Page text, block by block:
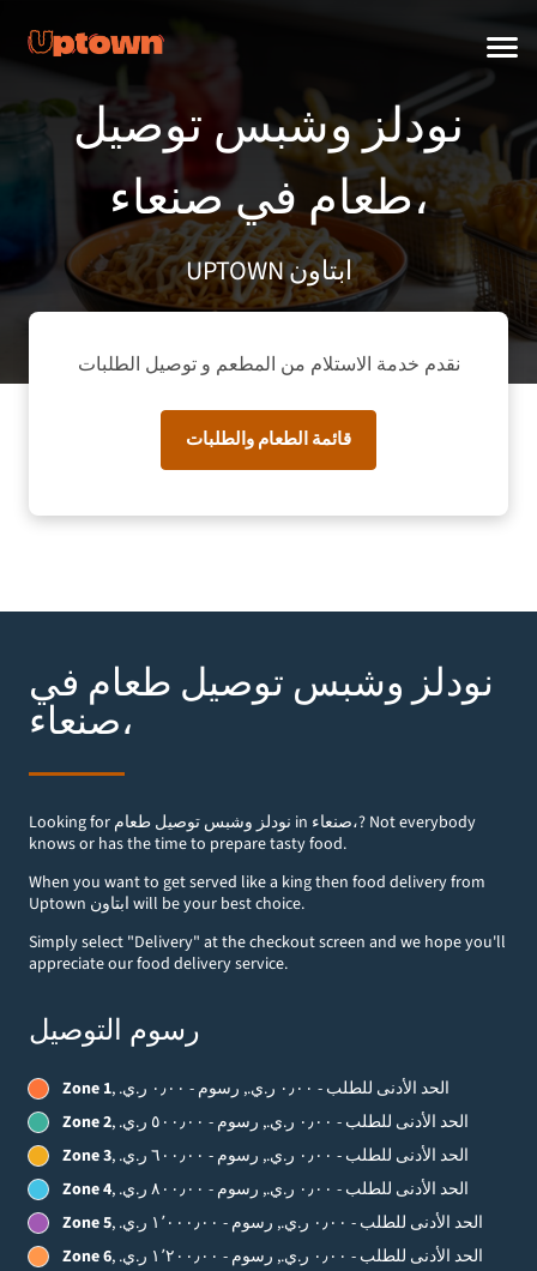
نودلز وشبس توصيل
طعام في صنعاء‎،
UPTOWN ابتاون
نقدم خدمة الاستلام من المطعم و توصيل الطلبات
قائمة الطعام والطلبات
نودلز وشبس توصيل طعام في
صنعاء‎،
Looking for نودلز وشبس توصيل طعام in صنعاء‎،? Not everybody
knows or has the time to prepare tasty food.
When you want to get served like a king then food delivery from
Uptown ابتاون will be your best choice.
Simply select "Delivery" at the checkout screen and we hope you'll
appreciate our food delivery service.
رسوم التوصيل
Zone 1
, الحد الأدنى للطلب - ‏٠٫٠٠ ر.ي.‏, رسوم - ‏٠٫٠٠ ر.ي.‏
Zone 2
, الحد الأدنى للطلب - ‏٠٫٠٠ ر.ي.‏, رسوم - ‏٥٠٠٫٠٠ ر.ي.‏
Zone 3
, الحد الأدنى للطلب - ‏٠٫٠٠ ر.ي.‏, رسوم - ‏٦٠٠٫٠٠ ر.ي.‏
Zone 4
, الحد الأدنى للطلب - ‏٠٫٠٠ ر.ي.‏, رسوم - ‏٨٠٠٫٠٠ ر.ي.‏
Zone 5
, الحد الأدنى للطلب - ‏٠٫٠٠ ر.ي.‏, رسوم - ‏١٬٠٠٠٫٠٠ ر.ي.‏
Zone 6
, الحد الأدنى للطلب - ‏٠٫٠٠ ر.ي.‏, رسوم - ‏١٬٢٠٠٫٠٠ ر.ي.‏